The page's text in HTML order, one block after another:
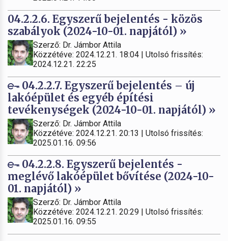
04.2.2.6. Egyszerű bejelentés - közös
szabályok (2024-10-01. napjától) »
Szerző: Dr. Jámbor Attila
Közzétéve: 2024.12.21. 18:04 | Utolsó frissítés:
2024.12.21. 22:25
04.2.2.7. Egyszerű bejelentés – új
lakóépület és egyéb építési
tevékenységek (2024-10-01. napjától) »
Szerző: Dr. Jámbor Attila
Közzétéve: 2024.12.21. 20:13 | Utolsó frissítés:
2025.01.16. 09:56
04.2.2.8. Egyszerű bejelentés -
meglévő lakóépület bővítése (2024-10-
01. napjától) »
Szerző: Dr. Jámbor Attila
Közzétéve: 2024.12.21. 20:29 | Utolsó frissítés:
2025.01.16. 09:55